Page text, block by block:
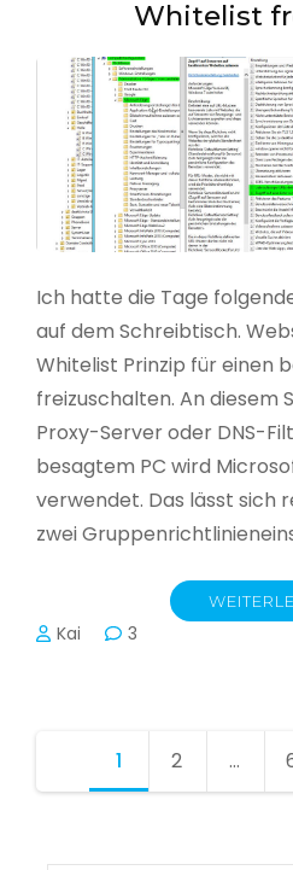
Whitelist
Ich hatte die Tage
auf dem Schreibtisch.
Whitelist Prinzip für einen
freizuschalten. An diesem
Proxy-Server oder DNS-
besagtem PC wird
verwendet. Das lässt sich
zwei
Kai 3
1 Seite
2 …